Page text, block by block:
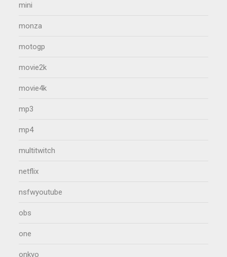
mini
monza
motogp
movie2k
movie4k
mp3
mp4
multitwitch
netflix
nsfwyoutube
obs
one
onkyo